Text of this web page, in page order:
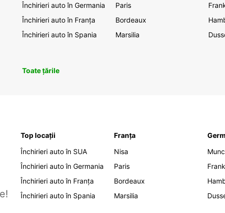
Închirieri auto în Germania
Închirieri auto în Franța
Închirieri auto în Spania
Paris
Bordeaux
Marsilia
Toate țările
Top locații
Închirieri auto în SUA
Închirieri auto în Germania
Închirieri auto în Franța
Închirieri auto în Spania
Franța
Nisa
Paris
Bordeaux
Marsilia